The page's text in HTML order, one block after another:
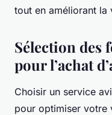
tout en améliorant la
Sélection des
pour l’achat
Choisir un service
pour optimiser votre